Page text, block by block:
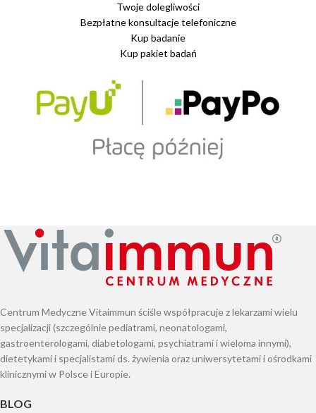
Twoje dolegliwości
Bezpłatne konsultacje telefoniczne
Kup badanie
Kup pakiet badań
Centrum Medyczne Vitaimmun ściśle współpracuje z lekarzami wielu
specjalizacji (szczególnie pediatrami, neonatologami,
gastroenterologami, diabetologami, psychiatrami i wieloma innymi),
dietetykami i specjalistami ds. żywienia oraz uniwersytetami i ośrodkami
klinicznymi w Polsce i Europie.
BLOG